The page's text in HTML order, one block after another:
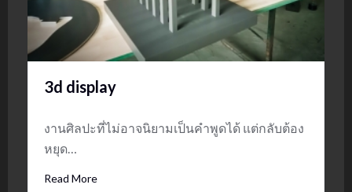
3d display
งานศิลปะที่ไม่อาจนิยามเป็นคำพูดได้ แต่กลับต้อง
หยุด…
Read More